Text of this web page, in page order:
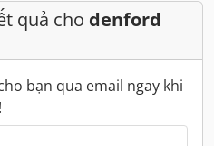
quả cho denford
bạn qua email ngay khi